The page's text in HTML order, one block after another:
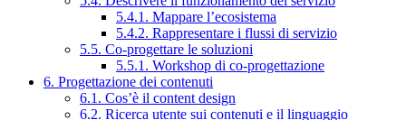
5.4.1. Mappare l’ecosistema
5.4.2. Rappresentare i flussi di servizio
5.5. Co-progettare le soluzioni
5.5.1. Workshop di co-progettazione
6. Progettazione dei contenuti
6.1. Cos’è il content design
6.2. Ricerca utente sui contenuti e il linguaggio